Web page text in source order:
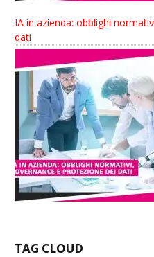
IA in azienda: obblighi
dati
TAG CLOUD